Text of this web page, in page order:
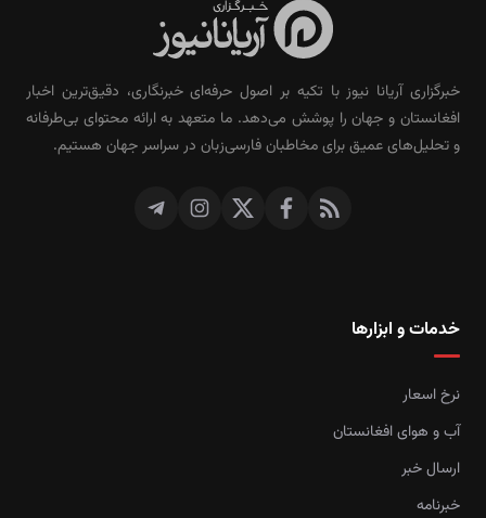
خبرگزاری آریانا نیوز با تکیه بر اصول حرفه‌ای خبرنگاری، دقیق‌ترین اخبار
افغانستان و جهان را پوشش می‌دهد. ما متعهد به ارائه محتوای بی‌طرفانه
و تحلیل‌های عمیق برای مخاطبان فارسی‌زبان در سراسر جهان هستیم.
خدمات و ابزارها
نرخ اسعار
آب و هوای افغانستان
ارسال خبر
خبرنامه